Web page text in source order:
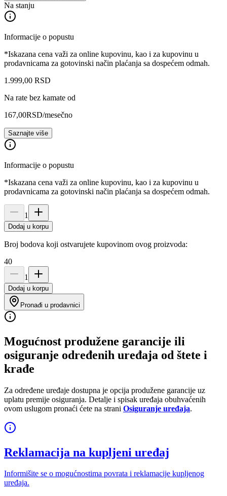
Na stanju
Informacije o popustu
*Iskazana cena važi za online kupovinu, kao i za kupovinu u
prodavnicama za gotovinski način plaćanja sa dospećem odmah.
1.999,00 RSD
Na rate bez kamate od
167,00RSD/mesečno
Saznajte više
Informacije o popustu
*Iskazana cena važi za online kupovinu, kao i za kupovinu u
prodavnicama za gotovinski način plaćanja sa dospećem odmah.
1
Dodaj u korpu
Broj bodova koji ostvarujete kupovinom ovog proizvoda:
40
1
Dodaj u korpu
Pronađi u prodavnici
Mogućnost produžene garancije ili
osiguranje određenih uređaja od štete i
krađe
Za određene uređaje dostupna je opcija produžene garancije uz
uplatu premije osiguranja. Detalje i spisak uređaja obuhvaćenih
ovom uslugom pronaći ćete na strani Osiguranje uređaja.
Reklamacija na kupljeni uređaj
Informišite se o mogućnostima povrata i reklamacije kupljenog
uređaja.